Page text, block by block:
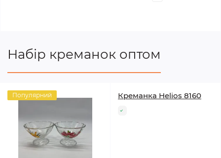
Набір креманок оптом
Популярний Креманка Helios 8160